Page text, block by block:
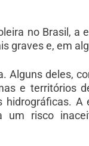
no Brasil, a
graves e, em
Alguns deles,
e territórios
A
um risco